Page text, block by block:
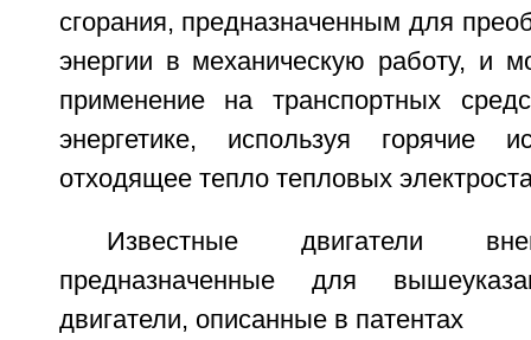
сгорания, предназначенным для
энергии в механическую работу, и
применение на транспортных
энергетике, используя горячие
отходящее тепло тепловых
Известные двигатели
предназначенные для
двигатели, описанные в патентах